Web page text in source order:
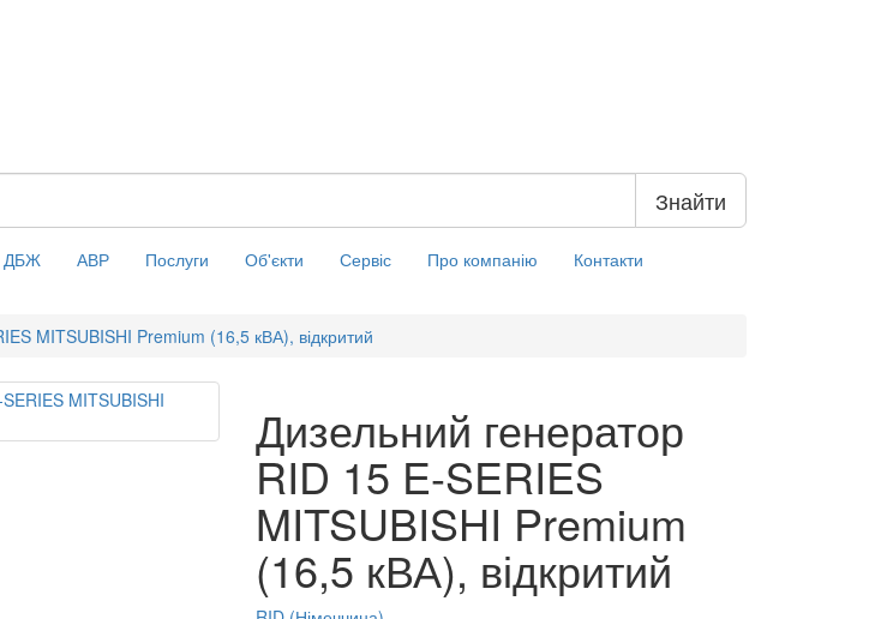
Знайти
ДБЖ АВР Послуги Об'єкти Сервіс Про компанію Контакти
MITSUBISHI Premium (16,5 кВА), відкритий
Дизельний генератор
RID 15 E-SERIES
MITSUBISHI Premium
(16,5 кВА), відкритий